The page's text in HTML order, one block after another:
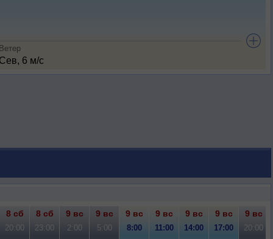
6 м/с
8 сб 8 сб 9 вс 9 вс 9 вс 9 вс 9 вс 9 вс 9 вс
20:00 23:00 2:00 5:00 8:00 11:00 14:00 17:00 20:00